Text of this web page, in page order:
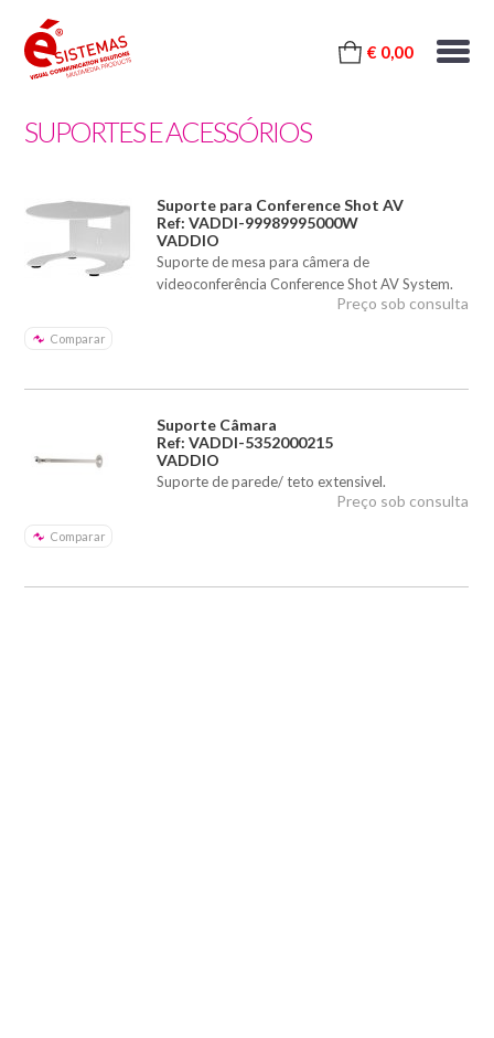
€ 0,00
SUPORTES E ACESSÓRIOS
Suporte para Conference Shot AV
Ref: VADDI-99989995000W
VADDIO
Suporte de mesa para câmera de
videoconferência Conference Shot AV System.
Comparar
Preço sob consulta
Suporte Câmara
Ref: VADDI-5352000215
VADDIO
Suporte de parede/ teto extensivel.
Comparar
Preço sob consulta